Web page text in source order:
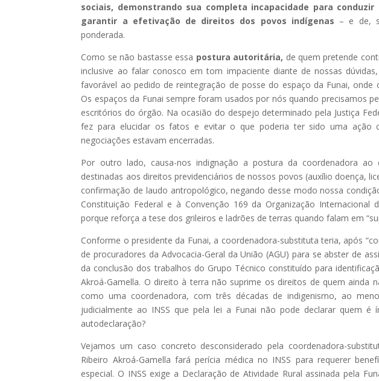
sociais, demonstrando sua completa incapacidade para
garantir a efetivação de direitos dos povos indígenas – e de,
ponderada.
Como se não bastasse essa postura autoritária, de quem pretende
inclusive ao falar conosco em tom impaciente diante de nossas
favorável ao pedido de reintegração de posse do espaço da Funai,
Os espaços da Funai sempre foram usados por nós quando precisamos
escritórios do órgão. Na ocasião do despejo determinado pela Justiça
fez para elucidar os fatos e evitar o que poderia ter sido uma ação
negociações estavam encerradas.
Por outro lado, causa-nos indignação a postura da coordenadora
destinadas aos direitos previdenciários de nossos povos (auxílio doença,
confirmação de laudo antropológico, negando desse modo nossa
Constituição Federal e à Convenção 169 da Organização Internacional
porque reforça a tese dos grileiros e ladrões de terras quando falam em
Conforme o presidente da Funai, a coordenadora-substituta teria, após
de procuradores da Advocacia-Geral da União (AGU) para se abster de
da conclusão dos trabalhos do Grupo Técnico constituído para
Akroá-Gamella. O direito à terra não suprime os direitos de quem ainda
como uma coordenadora, com três décadas de indigenismo, ao
judicialmente ao INSS que pela lei a Funai não pode declarar quem
autodeclaração?
Vejamos um caso concreto desconsiderado pela coordenadora-
Ribeiro Akroá-Gamella fará perícia médica no INSS para requerer
especial. O INSS exige a Declaração de Atividade Rural assinada pela